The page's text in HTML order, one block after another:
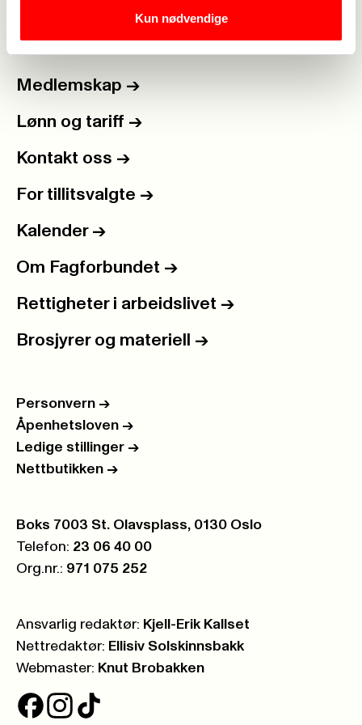
Kun nødvendige
Medlemskap ->
Lønn og tariff ->
Kontakt oss ->
For tillitsvalgte ->
Kalender ->
Om Fagforbundet ->
Rettigheter i arbeidslivet ->
Brosjyrer og materiell ->
Personvern ->
Åpenhetsloven ->
Ledige stillinger ->
Nettbutikken ->
Postboks:
Boks 7003 St. Olavsplass, 0130 Oslo
Telefon: 23 06 40 00
Org.nr.: 971 075 252
Ansvarlig redaktør: Kjell-Erik Kallset
Nettredaktør: Ellisiv Solskinnsbakk
Webmaster: Knut Brobakken